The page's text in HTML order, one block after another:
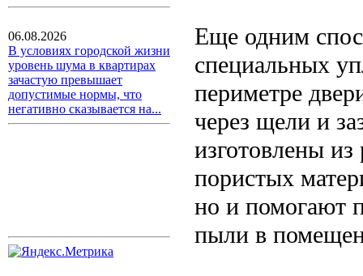
06.08.2026
В условиях городской жизни
уровень шума в квартирах
зачастую превышает
допустимые нормы, что
негативно сказывается на...
Еще одним
специальных
периметре
через щели и
изготовлены
пористых
но и помогают
пыли в